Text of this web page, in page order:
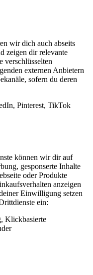
wir dich auch abseits
zeigen dir relevante
verschlüsselten
externen Anbietern
sofern du deren
Pinterest, TikTok
können wir dir auf
gesponserte Inhalte
oder Produkte
anzeigen
Einwilligung setzen
ein:
Klickbasierte